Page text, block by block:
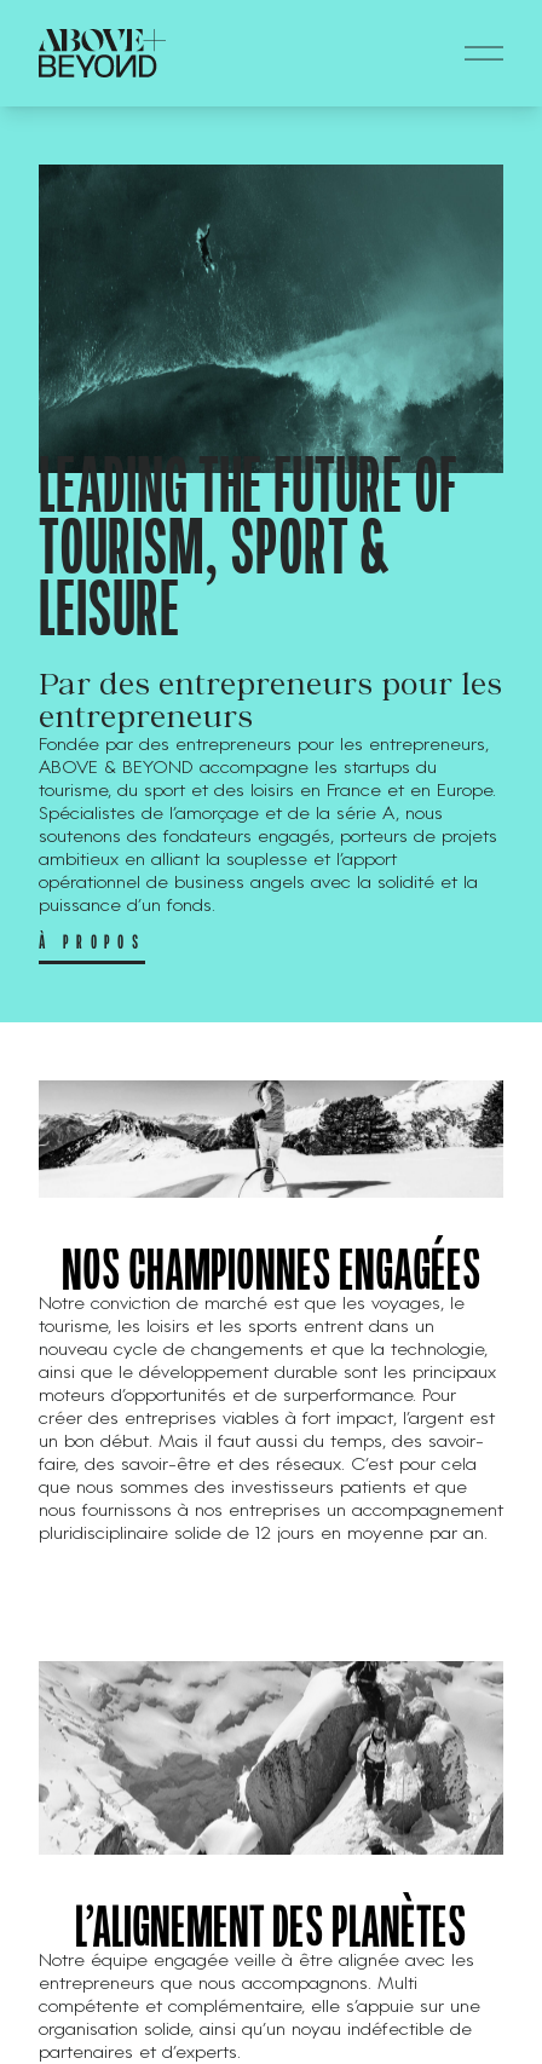
LEADING THE FUTURE OF
TOURISM, SPORT &
LEISURE
Par des entrepreneurs pour les
entrepreneurs
Fondée par des entrepreneurs pour les entrepreneurs,
ABOVE & BEYOND accompagne les startups du
tourisme, du sport et des loisirs en France et en Europe.
Spécialistes de l’amorçage et de la série A, nous
soutenons des fondateurs engagés, porteurs de projets
ambitieux en alliant la souplesse et l’apport
opérationnel de business angels avec la solidité et la
puissance d’un fonds.
À PROPOS
NOS CHAMPIONNES ENGAGÉES
Notre conviction de marché est que les voyages, le
tourisme, les loisirs et les sports entrent dans un
nouveau cycle de changements et que la technologie,
ainsi que le développement durable sont les principaux
moteurs d’opportunités et de surperformance. Pour
créer des entreprises viables à fort impact, l’argent est
un bon début. Mais il faut aussi du temps, des savoir-
faire, des savoir-être et des réseaux. C’est pour cela
que nous sommes des investisseurs patients et que
nous fournissons à nos entreprises un accompagnement
pluridisciplinaire solide de 12 jours en moyenne par an.
L’ALIGNEMENT DES PLANÈTES
Notre équipe engagée veille à être alignée avec les
entrepreneurs que nous accompagnons. Multi
compétente et complémentaire, elle s’appuie sur une
organisation solide, ainsi qu’un noyau indéfectible de
partenaires et d’experts.